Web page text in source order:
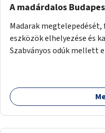
A madárdalos
Madarak
eszközök elhelyezése és
Szabványos odúk